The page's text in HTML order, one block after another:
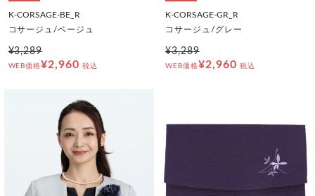
K-CORSAGE-BE_R
コサージュ/ベージュ
¥3,289
WEB価格¥2,960 税込
K-CORSAGE-GR_R
コサージュ/グレー
¥3,289
WEB価格¥2,960 税込